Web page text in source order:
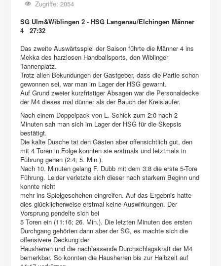
Zugriffe: 2054
SG Ulm&Wiblingen 2 - HSG Langenau/Elchingen Männer
4 27:32
Das zweite Auswärtsspiel der Saison führte die Männer 4 ins
Mekka des harzlosen Handballsports, den Wiblinger
Tannenplatz.
Trotz allen Bekundungen der Gastgeber, dass die Partie schon
gewonnen sei, war man im Lager der HSG gewarnt.
Auf Grund zweier kurzfristiger Absagen war die Personaldecke
der M4 dieses mal dünner als der Bauch der Kreisläufer.
Nach einem Doppelpack von L. Schick zum 2:0 nach 2
Minuten sah man sich im Lager der HSG für die Skepsis
bestätigt.
Die kalte Dusche tat den Gästen aber offensichtlich gut, den
mit 4 Toren in Folge konnten sie erstmals und letztmals in
Führung gehen (2:4; 5. Min.).
Nach 10. Minuten gelang F. Dubb mit dem 3:8 die erste 5-Tore
Führung. Leider verletzte sich dieser nach starkem Beginn und
konnte nicht
mehr ins Spielgeschehen eingreifen. Auf das Ergebnis hatte
dies glücklicherweise erstmal keine Auswirkungen. Der
Vorsprung pendelte sich bei
5 Toren ein (11:16; 26. Min.). Die letzten Minuten des ersten
Durchgang gehörten dann aber der SG, es machte sich die
offensivere Deckung der
Hausherren und die nachlassende Durchschlagskraft der M4
bemerkbar. So konnten die Hausherren bis zur Halbzeit auf